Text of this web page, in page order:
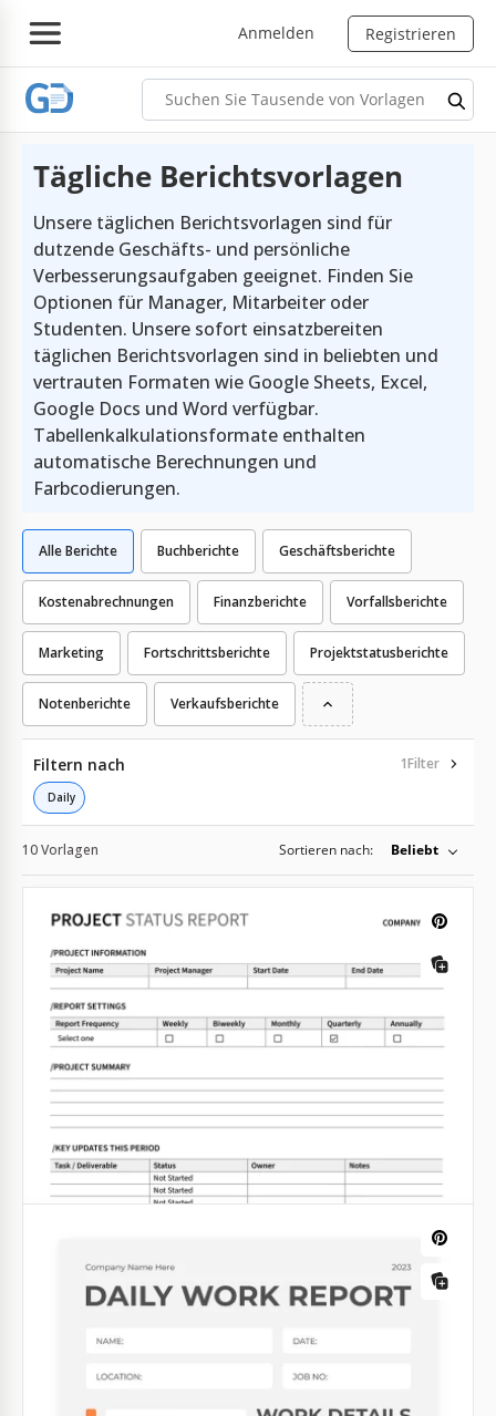
Anmelden Registrieren
Tägliche Berichtsvorlagen
Unsere täglichen Berichtsvorlagen sind für
dutzende Geschäfts- und persönliche
Verbesserungsaufgaben geeignet. Finden Sie
Optionen für Manager, Mitarbeiter oder
Studenten. Unsere sofort einsatzbereiten
täglichen Berichtsvorlagen sind in beliebten und
vertrauten Formaten wie Google Sheets, Excel,
Google Docs und Word verfügbar.
Tabellenkalkulationsformate enthalten
automatische Berechnungen und
Farbcodierungen.
Alle Berichte Buchberichte Geschäftsberichte
Kostenabrechnungen Finanzberichte Vorfallsberichte
Marketing Fortschrittsberichte Projektstatusberichte
Notenberichte Verkaufsberichte
Filtern nach 1Filter
Daily
10 Vorlagen Sortieren nach: Beliebt